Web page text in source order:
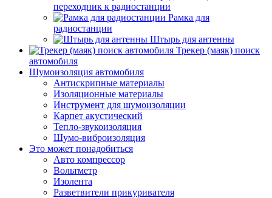
переходник к радиостанции
Рамка для
радиостанции
Штырь для антенны
Трекер (маяк) поиск
автомобиля
Шумоизоляция автомобиля
Антискрипные материалы
Изоляционные материалы
Инструмент для шумоизоляции
Карпет акустический
Тепло-звукоизоляция
Шумо-виброизоляция
Это может понадобиться
Авто компрессор
Вольтметр
Изолента
Разветвители прикуривателя